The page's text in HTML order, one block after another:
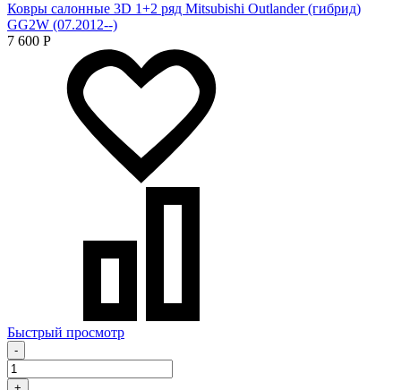
Ковры салонные 3D 1+2 ряд Mitsubishi Outlander (гибрид)
GG2W (07.2012--)
7 600 Р
Быстрый просмотр
-